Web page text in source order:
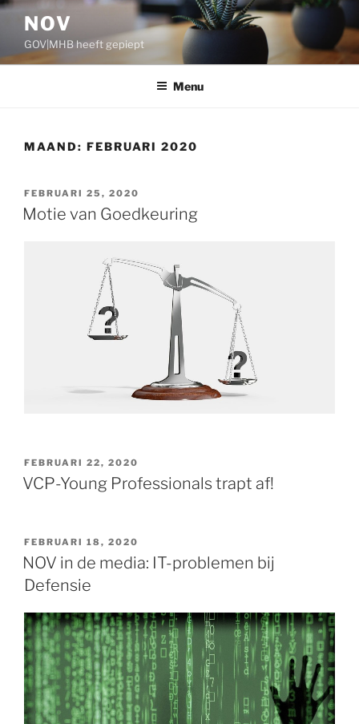
Ga
inhoud
NOV
GOV|MHB heeft gepiept
Menu
MAAND: FEBRUARI 2020
GEPLAATST
OP
FEBRUARI 25, 2020
Motie van Goedkeuring
GEPLAATST
OP
FEBRUARI 22, 2020
VCP-Young Professionals trapt af!
GEPLAATST
OP
FEBRUARI 18, 2020
NOV in de media: IT-problemen bij
Defensie